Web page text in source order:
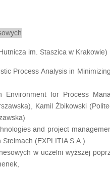
im. Staszica w Krakowie)
Process Analysis in
Environment for Process
Kamil Żbikowski
and project
Stelmach (EXPLITIA S.A.)
w uczelni wyższej